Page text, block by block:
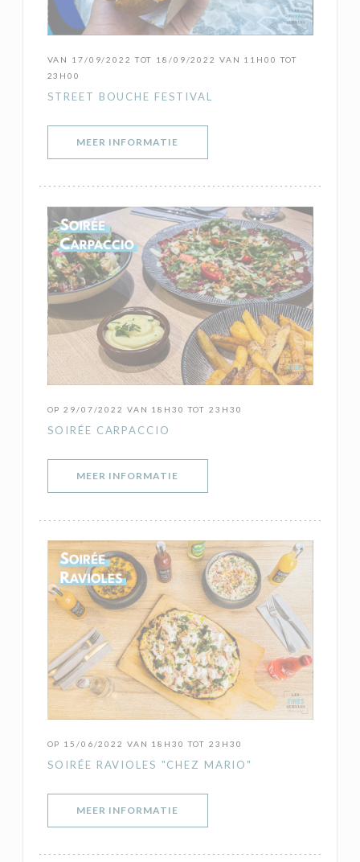
VAN 17/09/2022 TOT 18/09/2022 VAN 11H00 TOT
23H00
STREET BOUCHE FESTIVAL
MEER INFORMATIE
OP 29/07/2022 VAN 18H30 TOT 23H30
SOIRÉE CARPACCIO
MEER INFORMATIE
OP 15/06/2022 VAN 18H30 TOT 23H30
SOIRÉE RAVIOLES "CHEZ MARIO"
MEER INFORMATIE